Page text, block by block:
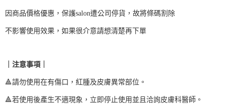
https://aftee.tw/terms/#terms3
「AFTEE先享後付」，若未經同意申辦者引起之損失，本公司不負相關責
請求用戶進行身份認證。
恩沛科技股份有限公司將有權停止該用戶之使用額度並採取法律行動。
每筆NT$90，滿NT$999(含以上)免運費
貨到付款
海外宅配
因商品價格優惠，保護salon遭公司停貨，故將條碼割除
不影響使用效果，如果很介意請想清楚再下單
｜注意事項｜
🔺請勿使用在有傷口，紅腫及皮膚異常部位。
🔺若使用後產生不適現象，立即停止使用並且洽詢皮膚科醫師。